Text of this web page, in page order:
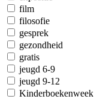
film
filosofie
gesprek
gezondheid
gratis
jeugd 6-9
jeugd 9-12
Kinderboekenweek